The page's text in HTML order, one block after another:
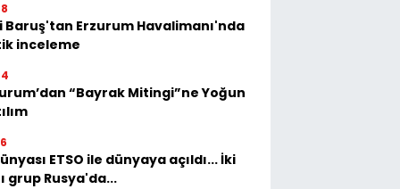
Baruş'tan Erzurum Havalimanı'nda
inceleme
“Bayrak Mitingi”ne Yoğun
ETSO ile dünyaya açıldı... İki
grup Rusya'da...